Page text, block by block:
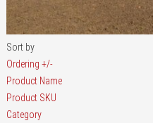
Sort by
Ordering +/-
Product Name
Product SKU
Category